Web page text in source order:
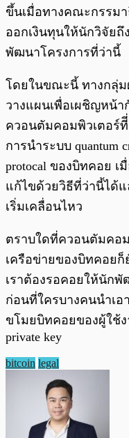
ขึ้นเมื่อทางคณะกรรม
ออกเงินทุนให้นักวิจัยถึ
พัฒนาโครงการที่ว่านี้
โดยในขณะนี้ ทางกลุ่ม
วางแผนเพื่อเผชิญหน้
ควอนตัมคอมพิวเตอร์
การนำระบบ quantum
protocal ของบิทคอย
แก้ไขด้วยวิธีที่ว่านี้ได้
เริ่มเคลื่อนไหว
ตราบใดที่ควอนตัมคอ
เครือข่ายของบิทคอย
เราต้องรอคอยให้นักพั
ก่อนที่ใครบางคนนำเ
ขโมยบิทคอยของผู้ใช้
private key
bitcoin legal